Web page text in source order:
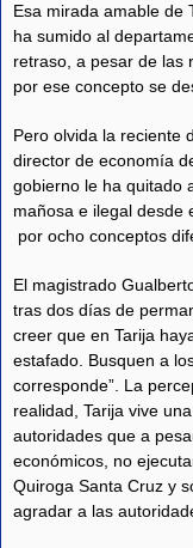
Esa mirada amable de
ha sumido al
retraso, a pesar de las
por ese concepto se
Pero olvida la reciente
director de economía
gobierno le ha quitado
mañosa e ilegal desde
por ocho conceptos
El magistrado
tras dos días de
creer que en Tarija
estafado. Busquen a
corresponde”. La
realidad, Tarija vive
autoridades que a
económicos, no
Quiroga Santa Cruz y
agradar a las